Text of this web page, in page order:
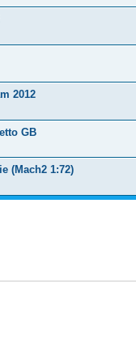
2012
GB
(Mach2 1:72)